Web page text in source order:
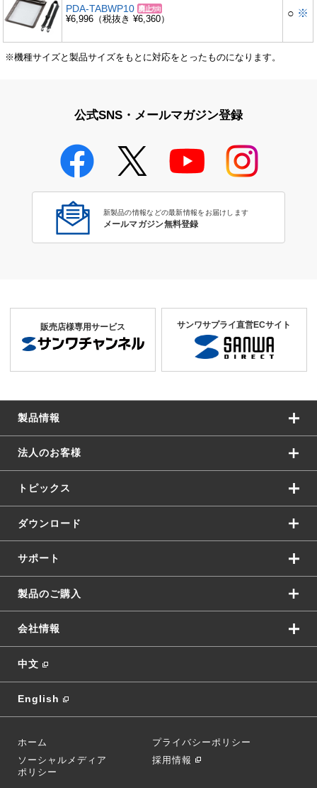
PDA-TABWP10
¥6,996（税抜き ¥6,360） ○ ※
※機種サイズと製品サイズをもとに対応をとったものになります。
公式SNS・メールマガジン登録
新製品の情報などの最新情報をお届けします
メールマガジン無料登録
販売店様専用サービス サンワサプライ直営ECサイト
製品情報
法人のお客様
トピックス
ダウンロード
サポート
製品のご購入
会社情報
中文
English
ホーム
プライバシーポリシー
ソーシャルメディア
ポリシー
採用情報